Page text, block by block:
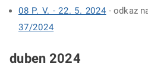
08 P. V. - 22. 5. 2024 - odkaz
37/2024
duben 2024